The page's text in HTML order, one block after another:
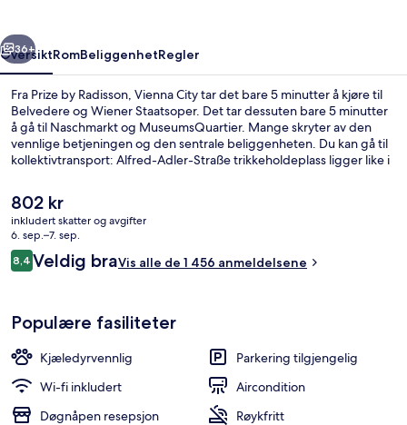
Neste
36+
OversiktRomBeliggenhetRegler
Fra Prize by Radisson, Vienna City tar det bare 5 minutter å kjøre til
Belvedere og Wiener Staatsoper. Det tar dessuten bare 5 minutter
å gå til Naschmarkt og MuseumsQuartier. Mange skryter av den
vennlige betjeningen og den sentrale beliggenheten. Du kan gå til
kollektivtransport: Alfred-Adler-Straße trikkeholdeplass ligger like i
trikkeholdeplass.
Den
nåværende
prisen
er
802 kr
802 kr
inkludert skatter og avgifter
6. sep.–7. sep.
Anmeldelser
8,48,4 av 10 –
Veldig braVis alle de 1 456 anmeldelsene
Populære fasiliteter
Kjæledyrvennlig
Parkering tilgjengelig
Wi-fi inkludert
Aircondition
Døgnåpen resepsjon
Røykfritt